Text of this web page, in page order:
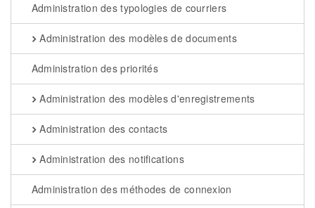
Administration des typologies de courriers
Administration des modèles de documents
Administration des priorités
Administration des modèles d'enregistrements
Administration des contacts
Administration des notifications
Administration des méthodes de connexion